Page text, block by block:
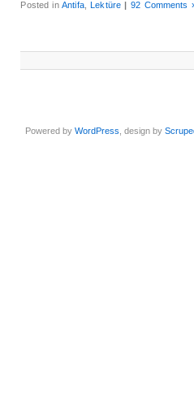
Posted inAntifa,Lektüre | 92 Comments
Powered byWordPress , design by